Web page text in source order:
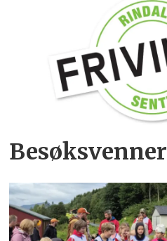
Besøksvenner